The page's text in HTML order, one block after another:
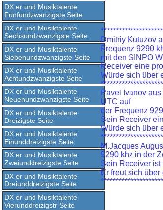
DX er und Musiktalente
Fünfundzwanzigste Seite
DX er und Musiktalente
Sechsundzwanzigste Seite
DX er und Musiktalente
Siebenundzwanzigste Seite
DX er und Musiktalente
Achtundzwanzigste Seite
DX er und Musiktalente
Neuenundzwanzigste Seite
DX er und Musiktalente
Dreizigste Seite
DX er und Musiktalente
Einunddreizigste Seite
DX er und Musiktalente
Zweiunddreizigste Seite
DX er und Musiktalente
Dreiunddreizigste Seite
DX er und Musiktalente
Vierunddreizigstr Seite
Dmitriy Kutuzov
Frequenz 9290
mit den SINPO
Receiver eine
Würde sich über
Pavel Ivanov
UTC auf
der Frequenz
Sein Receiver
Würde sich über
M.Jacques
9290 khz in der
Sein Receiver ist
Er freut sich über